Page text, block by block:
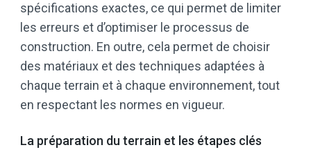
spécifications exactes, ce qui permet de limiter
les erreurs et d’optimiser le processus de
construction. En outre, cela permet de choisir
des matériaux et des techniques adaptées à
chaque terrain et à chaque environnement, tout
en respectant les normes en vigueur.
La préparation du terrain et les étapes clés